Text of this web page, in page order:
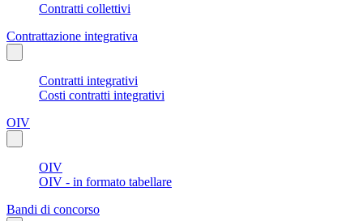
Contratti collettivi
Contrattazione integrativa
Contratti integrativi
Costi contratti integrativi
OIV
OIV
OIV - in formato tabellare
Bandi di concorso